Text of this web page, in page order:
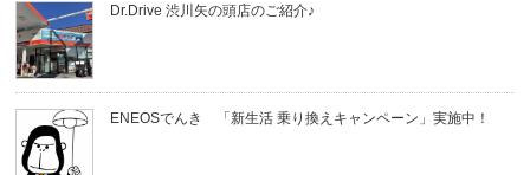
Dr.Drive 渋川矢の頭店のご紹介♪
ENEOSでんき 「新生活 乗り換えキャンペーン」実施中！